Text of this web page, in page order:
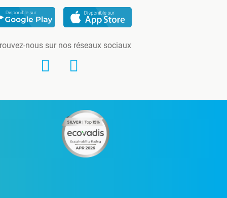
nous sur nos réseaux sociaux